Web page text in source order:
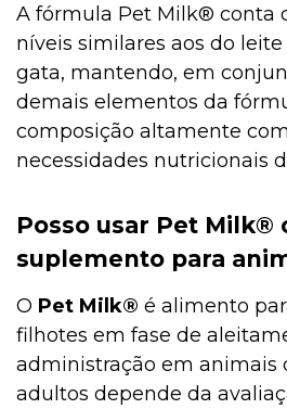
A fórmula Pet Milk® conta
níveis similares aos do
gata, mantendo, em
demais elementos da
composição altamente
necessidades nutricionais
Posso usar Pet Milk®
suplemento para
O Pet Milk® é alimento
filhotes em fase de
administração em animais
adultos depende da